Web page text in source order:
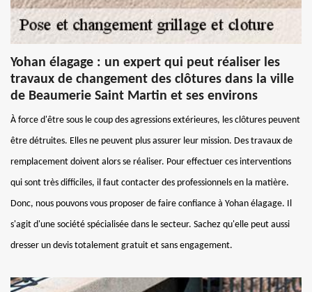
Yohan élagage : un expert qui peut réaliser les
travaux de changement des clôtures dans la ville
de Beaumerie Saint Martin et ses environs
À force d'être sous le coup des agressions extérieures, les clôtures peuvent
être détruites. Elles ne peuvent plus assurer leur mission. Des travaux de
remplacement doivent alors se réaliser. Pour effectuer ces interventions
qui sont très difficiles, il faut contacter des professionnels en la matière.
Donc, nous pouvons vous proposer de faire confiance à Yohan élagage. Il
s'agit d'une société spécialisée dans le secteur. Sachez qu'elle peut aussi
dresser un devis totalement gratuit et sans engagement.